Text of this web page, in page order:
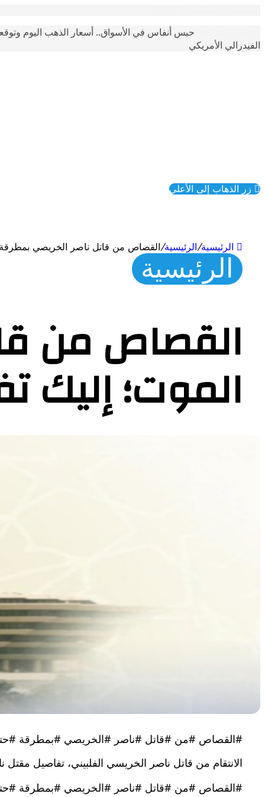
حبس أنفاس في الأسواق.. أسعار الذهب اليوم
الفيدرالي الأمريكي
الرئيسية/الرئيسية/القصاص من قاتل ناصر الخريصي
الرئيسية
القصاص من
الموت؛ إليك
#القصاص #من #قاتل #ناصر #الخريصي #بمطرقة
الانتقام من قاتل ناصر الخريسي الفلبيني، تفاصيل
#القصاص #من #قاتل #ناصر #الخريصي #بمطرقة
زر الذهاب إلى الأعلى